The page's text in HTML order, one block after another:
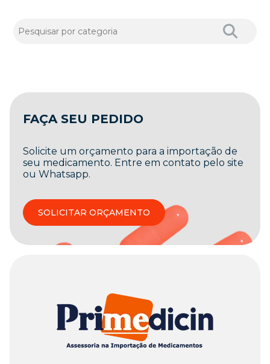
FAÇA SEU PEDIDO
Solicite um orçamento para a importação de
seu medicamento. Entre em contato pelo site
ou Whatsapp.
SOLICITAR ORÇAMENTO